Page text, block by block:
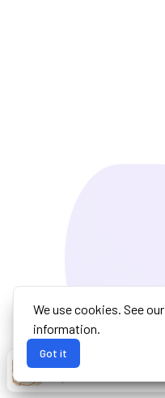
We use cookies. See our
information.
Got it